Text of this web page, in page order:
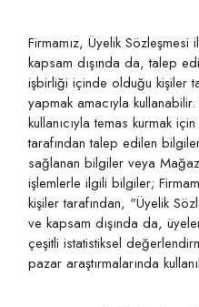
Firmamız, Üyelik
kapsam dışında da, talep
işbirliği içinde olduğu kişiler
yapmak amacıyla
kullanıcıyla temas kurmak
tarafından talep edilen
sağlanan bilgiler veya
işlemlerle ilgili bilgiler;
kişiler tarafından, "Üyelik
ve kapsam dışında da,
çeşitli istatistiksel
pazar araştırmalarında